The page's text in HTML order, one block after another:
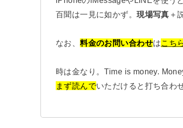
百聞は一見に如かず。現場写真 ＋
なお、料金のお問い合わせはこち
時は金なり。Time is money.
まず読んでいただけると打ち合わ